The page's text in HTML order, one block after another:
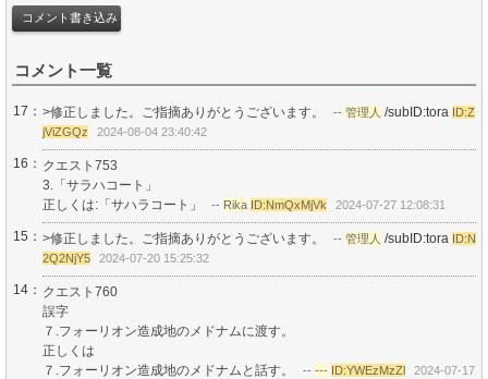
コメント一覧
17： >修正しました。ご指摘ありがとうございます。 -- 管理人 /subID:tora ID:Z
jViZGQz
2024-08-04 23:40:42
16： クエスト753
3.「サラハコート」
正しくは:「サハラコート」
-- Rika ID:NmQxMjVk 2024-07-27 12:08:31
15： >修正しました。ご指摘ありがとうございます。 -- 管理人 /subID:tora ID:N
2Q2NjY5
2024-07-20 15:25:32
14： クエスト760
誤字
７.フォーリオン造成地のメドナムに渡す。
正しくは
７.フォーリオン造成地のメドナムと話す。
-- --- ID:YWEzMzZl
2024-07-17